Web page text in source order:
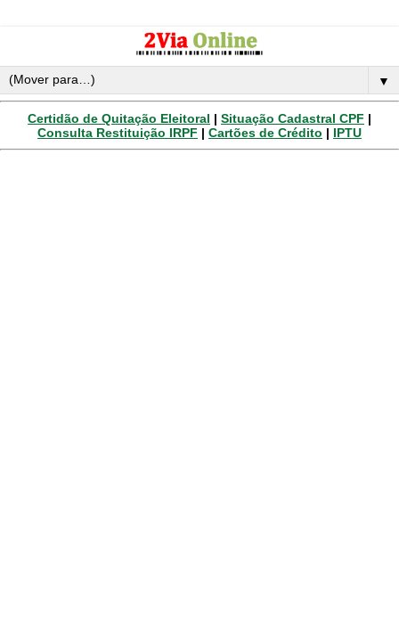
▼
Certidão de Quitação Eleitoral | Situação Cadastral CPF |
Consulta Restituição IRPF | Cartões de Crédito | IPTU